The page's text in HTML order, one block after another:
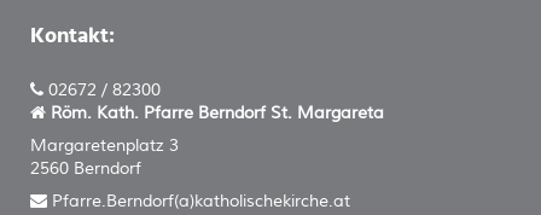
Kontakt:
02672 / 82300
Röm. Kath. Pfarre Berndorf St. Margareta
Margaretenplatz 3
2560 Berndorf
Pfarre.Berndorf(a)katholischekirche.at